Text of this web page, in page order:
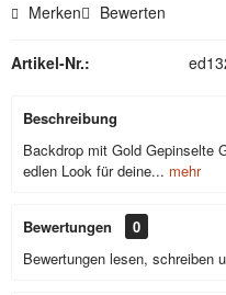
Merken Bewerten
Artikel-Nr.:
Beschreibung
Backdrop mit Gold Gepinselte
edlen Look für deine... mehr
Bewertungen
0
Bewertungen lesen, schreiben